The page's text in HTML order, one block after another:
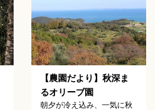
【農園だより】秋深ま
るオリーブ園
朝夕が冷え込み、一気に秋